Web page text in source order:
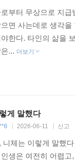
부터 무상으로 지
면 사는데로 생각
한다. 타인의 삶을
... 더보기
게 말했다
2026-06-11 신고
, 니체는 이렇게 말했
생은 여전히 어렵